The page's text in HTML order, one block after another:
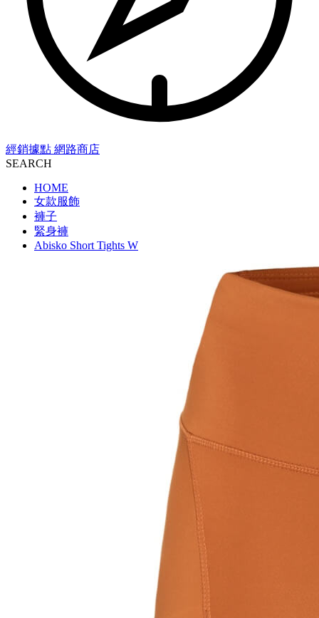
經銷據點 網路商店
SEARCH
HOME
女款服飾
褲子
緊身褲
Abisko Short Tights W